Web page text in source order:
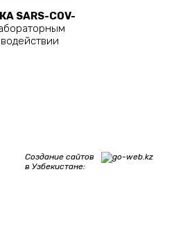
SARS-COV-
Создание сайтов
в Узбекистане: